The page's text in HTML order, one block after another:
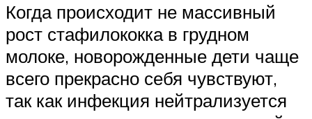
Когда происходит не массивный
рост стафилококка в грудном
молоке, новорожденные дети чаще
всего прекрасно себя чувствуют,
так как инфекция нейтрализуется